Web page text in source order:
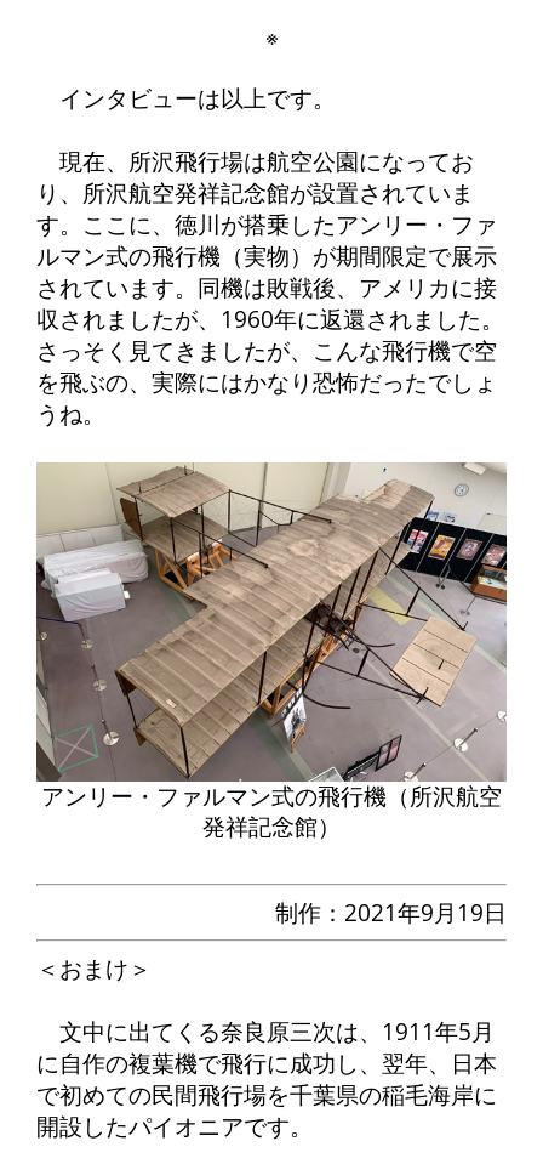
※
インタビューは以上です。
現在、所沢飛行場は航空公園になってお
り、所沢航空発祥記念館が設置されていま
す。ここに、徳川が搭乗したアンリー・ファ
ルマン式の飛行機（実物）が期間限定で展示
されています。同機は敗戦後、アメリカに接
収されましたが、1960年に返還されました。
さっそく見てきましたが、こんな飛行機で空
を飛ぶの、実際にはかなり恐怖だったでしょ
うね。
アンリー・ファルマン式の飛行機（所沢航空
発祥記念館）
制作：2021年9月19日
＜おまけ＞
文中に出てくる奈良原三次は、1911年5月
に自作の複葉機で飛行に成功し、翌年、日本
で初めての民間飛行場を千葉県の稲毛海岸に
開設したパイオニアです。